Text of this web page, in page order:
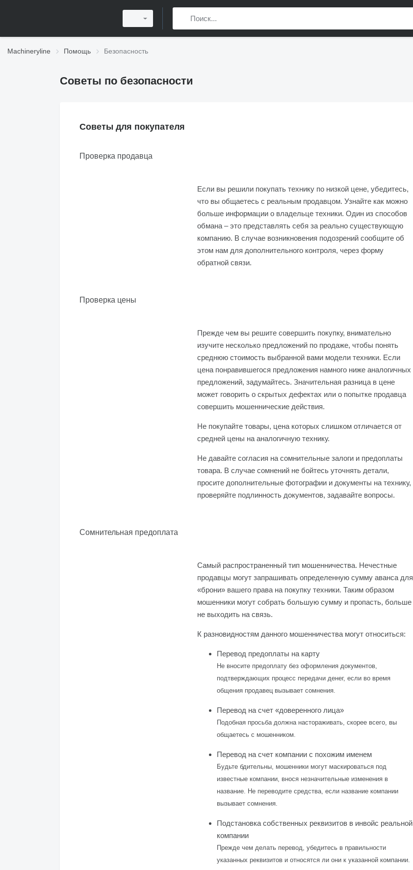
Machineryline Помощь Безопасность
Советы по безопасности
Советы для покупателя
Проверка продавца
Если вы решили покупать технику по низкой цене, убедитесь,
что вы общаетесь с реальным продавцом. Узнайте как можно
больше информации о владельце техники. Один из способов
обмана – это представлять себя за реально существующую
компанию. В случае возникновения подозрений сообщите об
этом нам для дополнительного контроля, через форму
обратной связи.
Проверка цены
Прежде чем вы решите совершить покупку, внимательно
изучите несколько предложений по продаже, чтобы понять
среднюю стоимость выбранной вами модели техники. Если
цена понравившегося предложения намного ниже аналогичных
предложений, задумайтесь. Значительная разница в цене
может говорить о скрытых дефектах или о попытке продавца
совершить мошеннические действия.
Не покупайте товары, цена которых слишком отличается от
средней цены на аналогичную технику.
Не давайте согласия на сомнительные залоги и предоплаты
товара. В случае сомнений не бойтесь уточнять детали,
просите дополнительные фотографии и документы на технику,
проверяйте подлинность документов, задавайте вопросы.
Сомнительная предоплата
Самый распространенный тип мошенничества. Нечестные
продавцы могут запрашивать определенную сумму аванса для
«брони» вашего права на покупку техники. Таким образом
мошенники могут собрать большую сумму и пропасть, больше
не выходить на связь.
К разновидностям данного мошенничества могут относиться:
Перевод предоплаты на карту
Не вносите предоплату без оформления документов,
подтверждающих процесс передачи денег, если во время
общения продавец вызывает сомнения.
Перевод на счет «доверенного лица»
Подобная просьба должна настораживать, скорее всего, вы
общаетесь с мошенником.
Перевод на счет компании с похожим именем
Будьте бдительны, мошенники могут маскироваться под
известные компании, внося незначительные изменения в
название. Не переводите средства, если название компании
вызывает сомнения.
Подстановка собственных реквизитов в инвойс реальной
компании
Прежде чем делать перевод, убедитесь в правильности
указанных реквизитов и относятся ли они к указанной компании.